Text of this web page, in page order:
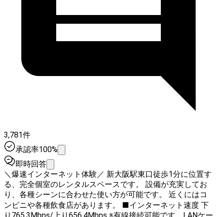
3,781件
承認率100%
即時回答
＼爆速インターネット体験／ 新大阪駅東口徒歩1分に位置す
る、完全個室のレンタルスペースです。 設備が充実してお
り、各種シーンに合わせた使い方が可能です。 近くにはコ
ンビニや各種飲食店があります。 ■インターネット速度 下